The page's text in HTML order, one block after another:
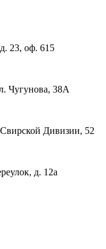
23, оф. 615
Чугунова, 38А
Дивизии, 52
д. 12а